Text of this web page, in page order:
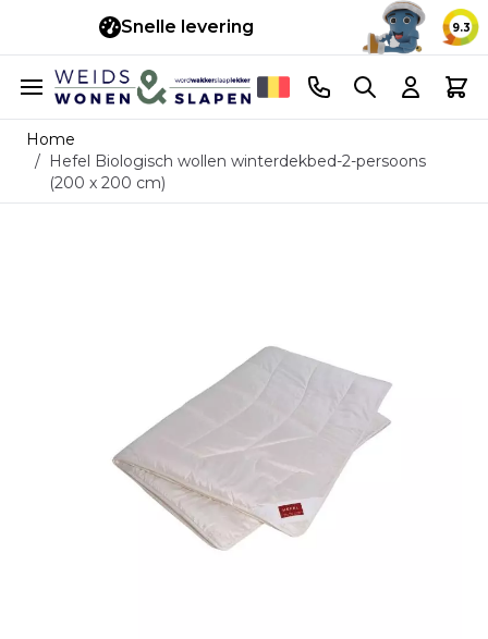
Snelle levering 14
9.3
Ga naar de inhoud
Telefoonnummer
Search Cart
Home
/ Hefel Biologisch wollen winterdekbed-2-persoons
(200 x 200 cm)